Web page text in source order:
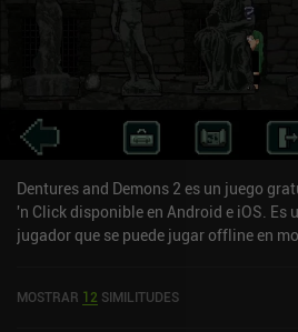
Dentures and Demons 2 es un juego
'n Click disponible en Android e iOS. Es
jugador que se puede jugar offline en
valoración actual de 4,7 sobre 5,0 en
MOSTRAR 12 SIMILITUDES